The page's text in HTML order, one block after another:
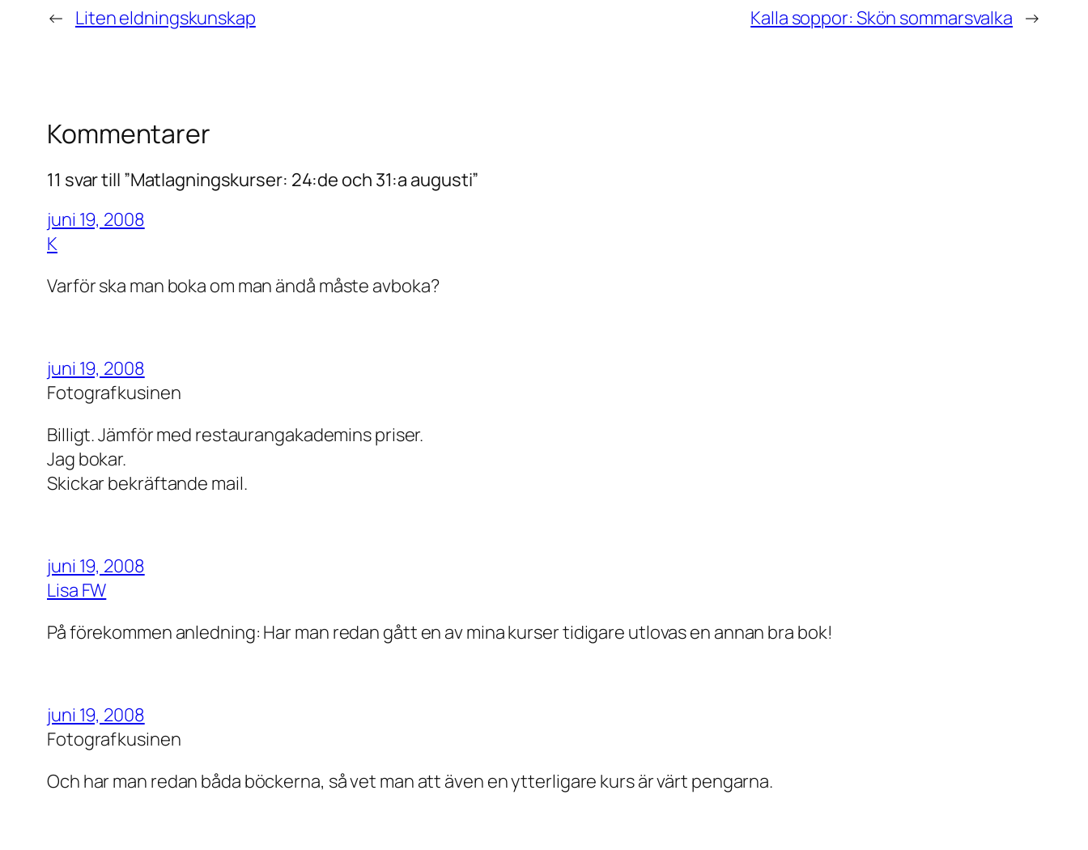
← Liten eldningskunskap Kalla soppor: Skön sommarsvalka →
Kommentarer
11 svar till ”Matlagningskurser: 24:de och 31:a augusti”
juni 19, 2008
K
Varför ska man boka om man ändå måste avboka?
juni 19, 2008
Fotografkusinen
Billigt. Jämför med restaurangakademins priser.
Jag bokar.
Skickar bekräftande mail.
juni 19, 2008
Lisa FW
På förekommen anledning: Har man redan gått en av mina kurser tidigare utlovas en annan bra bok!
juni 19, 2008
Fotografkusinen
Och har man redan båda böckerna, så vet man att även en ytterligare kurs är värt pengarna.